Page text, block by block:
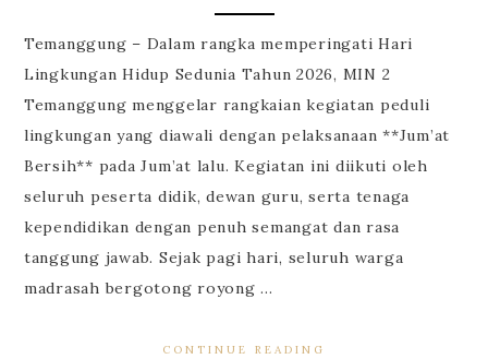
Temanggung – Dalam rangka memperingati Hari
Lingkungan Hidup Sedunia Tahun 2026, MIN 2
Temanggung menggelar rangkaian kegiatan peduli
lingkungan yang diawali dengan pelaksanaan **Jum’at
Bersih** pada Jum’at lalu. Kegiatan ini diikuti oleh
seluruh peserta didik, dewan guru, serta tenaga
kependidikan dengan penuh semangat dan rasa
tanggung jawab. Sejak pagi hari, seluruh warga
madrasah bergotong royong …
CONTINUE READING